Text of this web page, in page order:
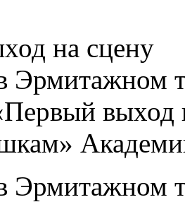
на сцену
Эрмитажном
Эрмитажном